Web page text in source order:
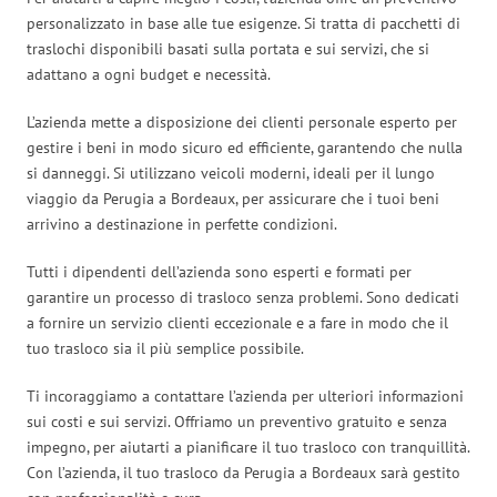
personalizzato in base alle tue esigenze. Si tratta di pacchetti di
traslochi disponibili basati sulla portata e sui servizi, che si
adattano a ogni budget e necessità.
L’azienda mette a disposizione dei clienti personale esperto per
gestire i beni in modo sicuro ed efficiente, garantendo che nulla
si danneggi. Si utilizzano veicoli moderni, ideali per il lungo
viaggio da Perugia a Bordeaux, per assicurare che i tuoi beni
arrivino a destinazione in perfette condizioni.
Tutti i dipendenti dell’azienda sono esperti e formati per
garantire un processo di trasloco senza problemi. Sono dedicati
a fornire un servizio clienti eccezionale e a fare in modo che il
tuo trasloco sia il più semplice possibile.
Ti incoraggiamo a contattare l’azienda per ulteriori informazioni
sui costi e sui servizi. Offriamo un preventivo gratuito e senza
impegno, per aiutarti a pianificare il tuo trasloco con tranquillità.
Con l’azienda, il tuo trasloco da Perugia a Bordeaux sarà gestito